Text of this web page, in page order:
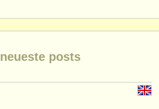
neueste posts